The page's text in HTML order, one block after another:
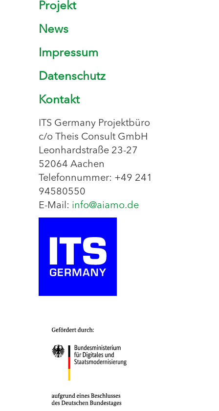
Projekt
News
Impressum
Datenschutz
Kontakt
ITS Germany Projektbüro
c/o Theis Consult GmbH
Leonhardstraße 23-27
52064 Aachen
Telefonnummer: +49 241
94580550
E-Mail: info@aiamo.de